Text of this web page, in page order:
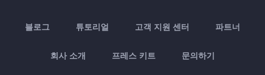
블로그 튜토리얼 고객 지원 센터 파트너
회사 소개 프레스 키트 문의하기